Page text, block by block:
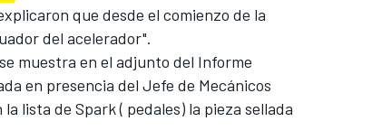
que desde el comienzo de la
del acelerador".
muestra en el adjunto del Informe
en presencia del Jefe de Mecánicos
lista de Spark ( pedales) la pieza sellada